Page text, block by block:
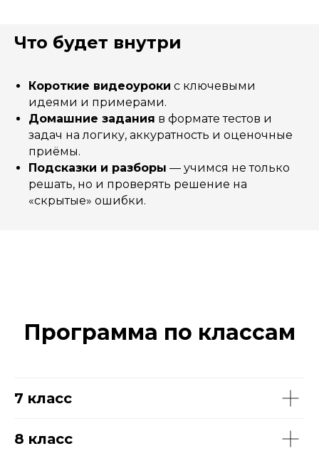
Что будет внутри
Короткие видеоуроки с ключевыми
идеями и примерами.
Домашние задания в формате тестов и
задач на логику, аккуратность и оценочные
приёмы.
Подсказки и разборы — учимся не только
решать, но и проверять решение на
«скрытые» ошибки.
Программа по классам
7 класс
8 класс